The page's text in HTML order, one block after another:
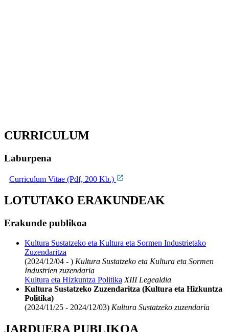
CURRICULUM
Laburpena
Curriculum Vitae (Pdf, 200 Kb.)
LOTUTAKO ERAKUNDEAK
Erakunde publikoa
Kultura Sustatzeko eta Kultura eta Sormen Industrietako
Zuzendaritza
(2024/12/04 - ) Kultura Sustatzeko eta Kultura eta Sormen
Industrien zuzendaria
Kultura eta Hizkuntza Politika XIII Legealdia
Kultura Sustatzeko Zuzendaritza (Kultura eta Hizkuntza
Politika)
(2024/11/25 - 2024/12/03) Kultura Sustatzeko zuzendaria
JARDUERA PUBLIKOA